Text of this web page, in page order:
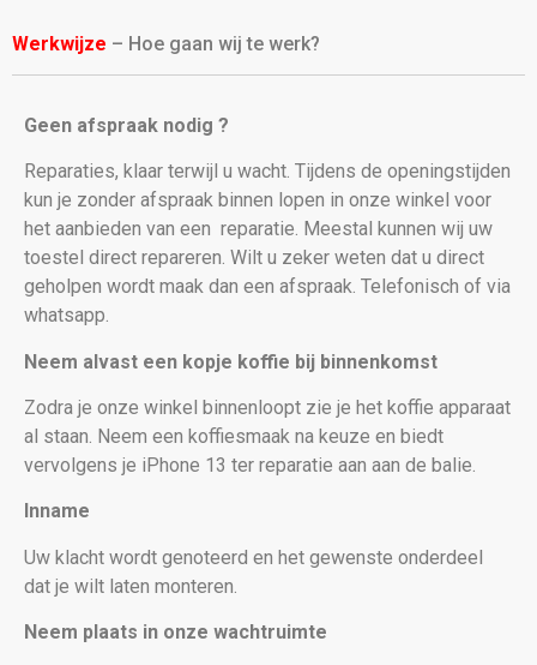
Werkwijze – Hoe gaan wij te werk?
Geen afspraak nodig ?
Reparaties, klaar terwijl u wacht. Tijdens de openingstijden
kun je zonder afspraak binnen lopen in onze winkel voor
het aanbieden van een reparatie. Meestal kunnen wij uw
toestel direct repareren. Wilt u zeker weten dat u direct
geholpen wordt maak dan een afspraak. Telefonisch of via
whatsapp.
Neem alvast een kopje koffie bij binnenkomst
Zodra je onze winkel binnenloopt zie je het koffie apparaat
al staan. Neem een koffiesmaak na keuze en biedt
vervolgens je iPhone 13 ter reparatie aan aan de balie.
Inname
Uw klacht wordt genoteerd en het gewenste onderdeel
dat je wilt laten monteren.
Neem plaats in onze wachtruimte